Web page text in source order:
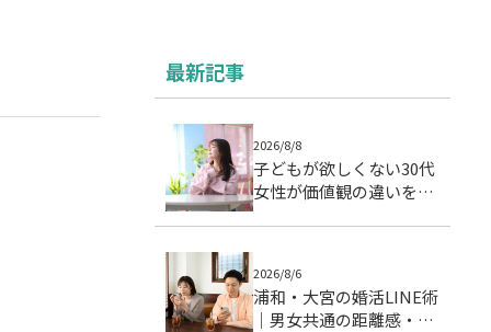
最新記事
2026/8/8
子どもが欲しくない30代
女性が価値観の違いを乗
2026/8/6
浦和・大宮の婚活LINE術
｜男女共通の距離感・頻